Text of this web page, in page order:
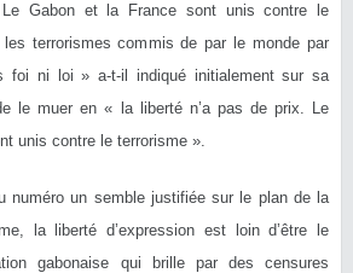
‪Gabon‬ et la France sont unis contre le
terrorismes commis de par le monde par
foi ni loi » a-t-il indiqué initialement sur sa
le muer en « la liberté n’a pas de prix. Le
unis contre le terrorisme ».
numéro un semble justifiée sur le plan de la
la liberté d’expression est loin d’être le
gabonaise qui brille par des censures